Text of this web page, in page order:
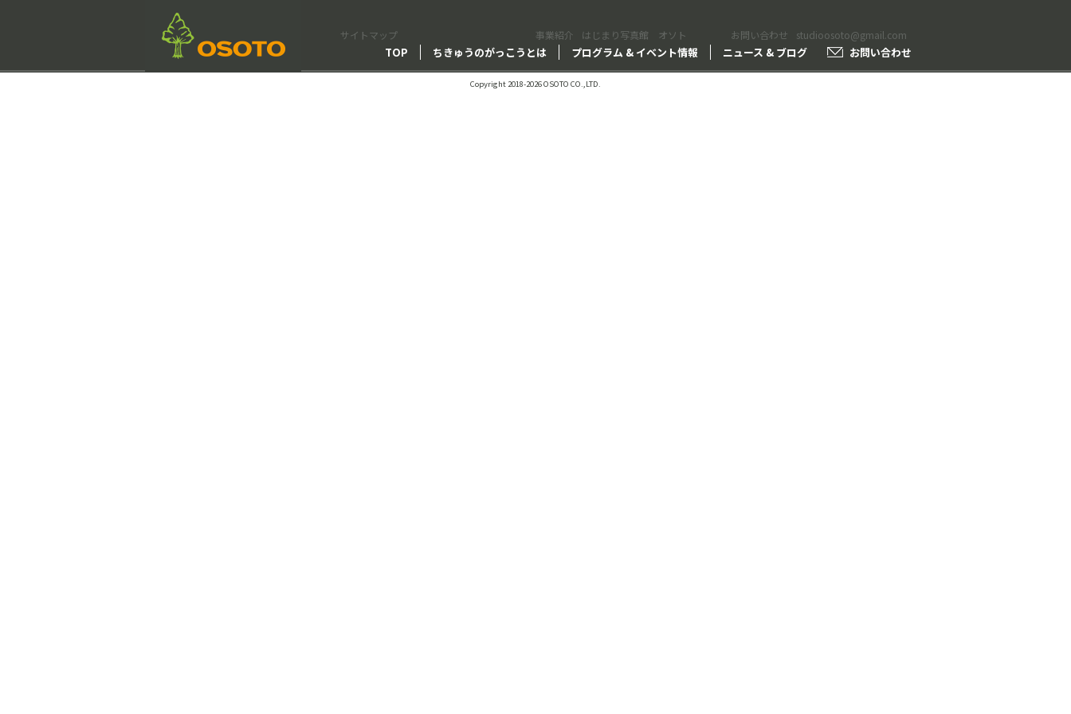
TOP ちきゅうのがっこうとは プログラム & イベント情報 ニュース & ブログ お問い合わせ
会社情報 サイトマップ 事業紹介 はじまり写真館 オソト お問い合わせ studioosoto@gmail.com
Copyright 2018-2026 OSOTO CO.,LTD.